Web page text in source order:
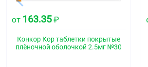
разрезе ядро белого или почти
Фармакотерапевтическая
Бета1-адреноблокатор селективный
от 163.35₽
Конкор Кор таблетки покрытые
плёночной оболочкой 2.5мг №30